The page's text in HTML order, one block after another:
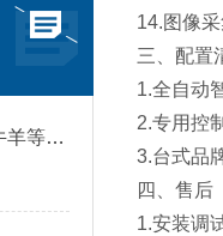
布病检测工作站设备作用—牛羊等牲畜布病早期诊断和监测，确保牲畜健康无病
14.图像
三、配置
1.全自动
2.专用控
3.台式品
四、售后
1.安装调